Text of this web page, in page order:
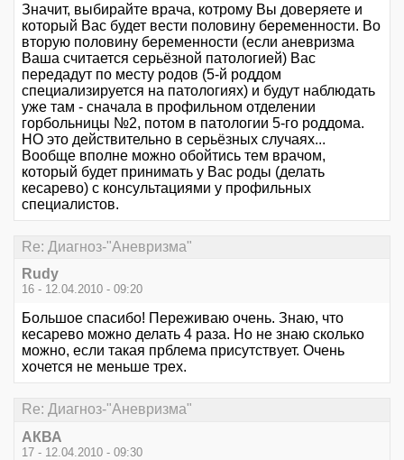
Значит, выбирайте врача, котрому Вы доверяете и
который Вас будет вести половину беременности. Во
вторую половину беременности (если аневризма
Ваша считается серьёзной патологией) Вас
передадут по месту родов (5-й роддом
специализируется на патологиях) и будут наблюдать
уже там - сначала в профильном отделении
горбольницы №2, потом в патологии 5-го роддома.
НО это действительно в серьёзных случаях...
Вообще вполне можно обойтись тем врачом,
который будет принимать у Вас роды (делать
кесарево) с консультациями у профильных
специалистов.
Re: Диагноз-"Аневризма"
Rudy
16 - 12.04.2010 - 09:20
Большое спасибо! Переживаю очень. Знаю, что
кесарево можно делать 4 раза. Но не знаю сколько
можно, если такая прблема присутствует. Очень
хочется не меньше трех.
Re: Диагноз-"Аневризма"
АКВА
17 - 12.04.2010 - 09:30